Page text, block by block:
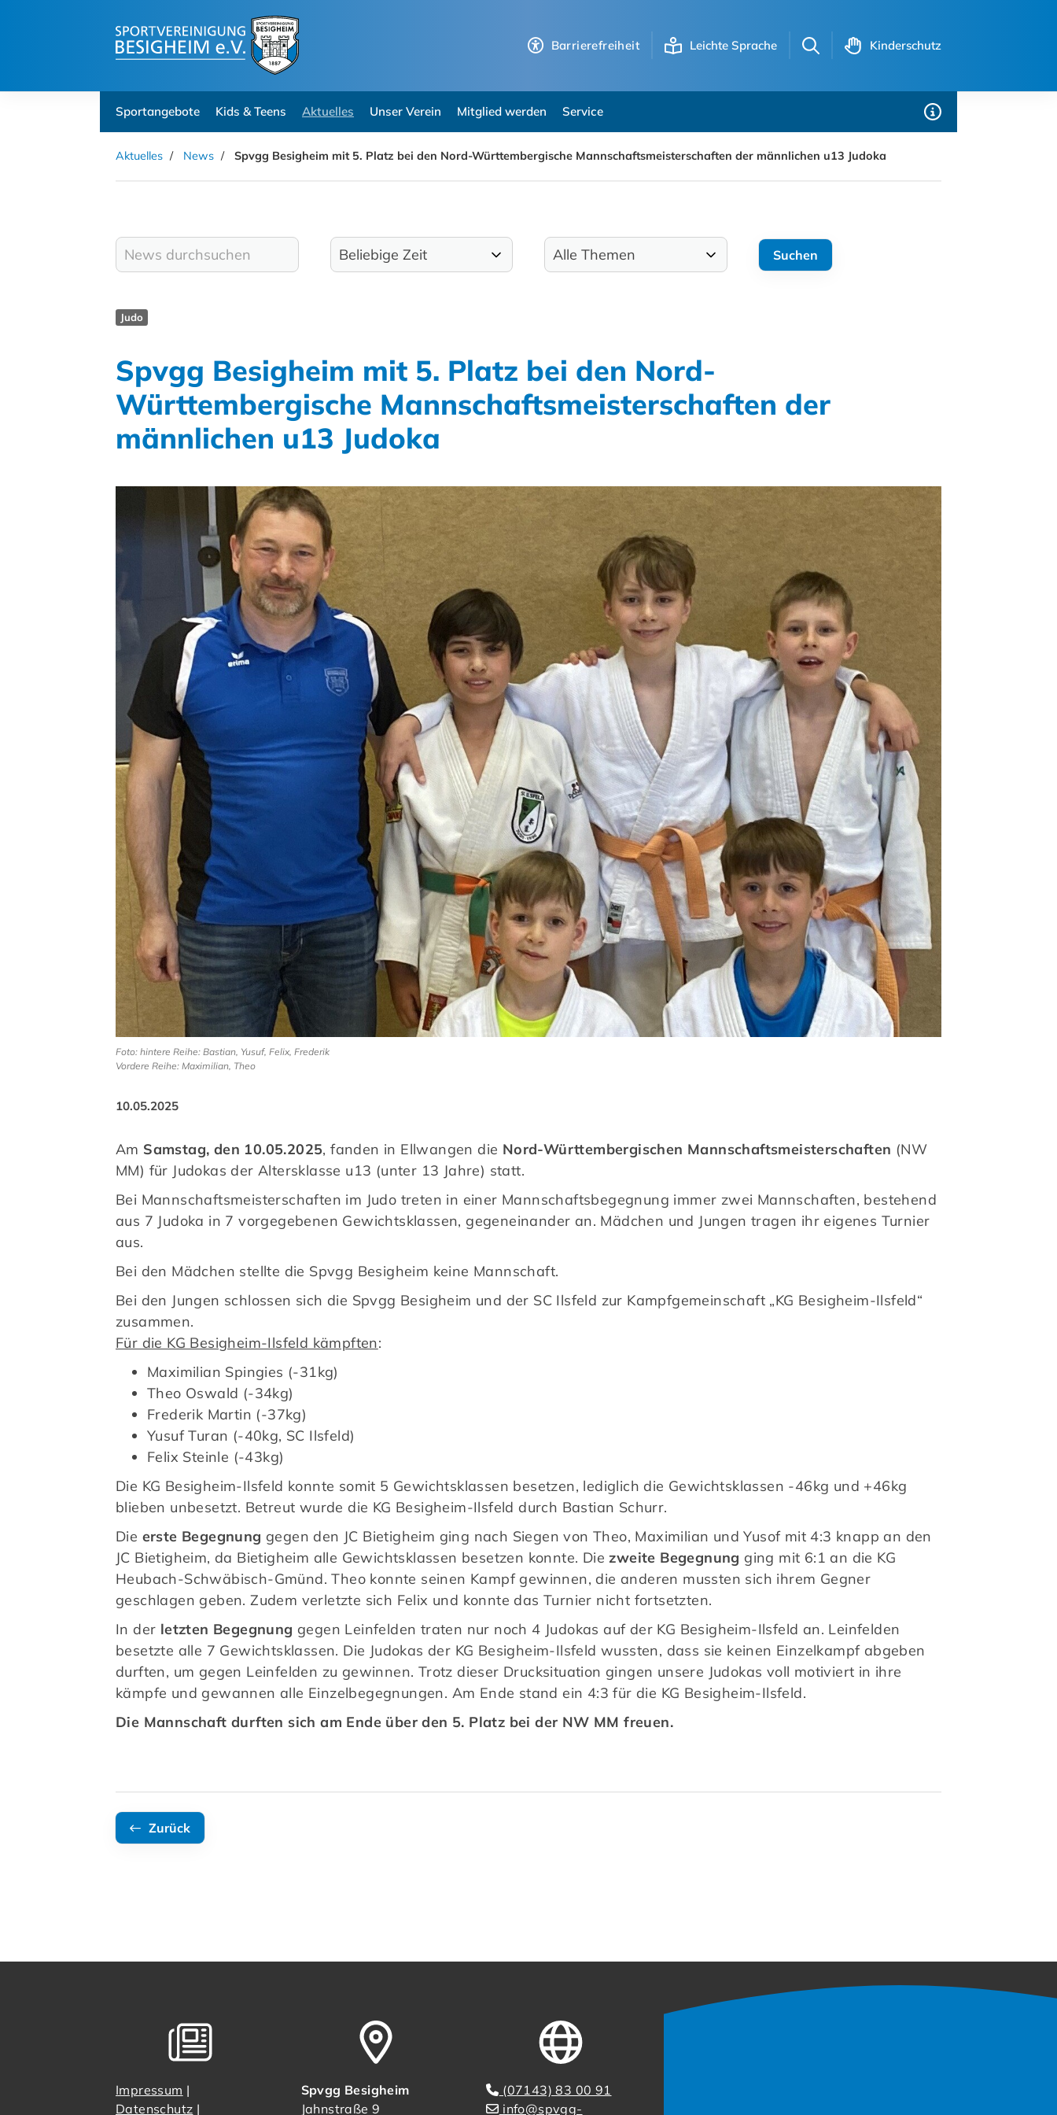
Barrierefreiheit Leichte Sprache Kinderschutz
Sportangebote Kids & Teens Aktuelles Unser Verein Mitglied werden Service
Aktuelles News Spvgg Besigheim mit 5. Platz bei den Nord-Württembergische Mannschaftsmeisterschaften der männlichen u13 Judoka
Judo
Spvgg Besigheim mit 5. Platz bei den Nord-
Württembergische Mannschaftsmeisterschaften der
männlichen u13 Judoka
Foto: hintere Reihe: Bastian, Yusuf, Felix, Frederik
Vordere Reihe: Maximilian, Theo
10.05.2025
Am Samstag, den 10.05.2025, fanden in Ellwangen die Nord-Württembergischen Mannschaftsmeisterschaften (NW
MM) für Judokas der Altersklasse u13 (unter 13 Jahre) statt.
Bei Mannschaftsmeisterschaften im Judo treten in einer Mannschaftsbegegnung immer zwei Mannschaften, bestehend
aus 7 Judoka in 7 vorgegebenen Gewichtsklassen, gegeneinander an. Mädchen und Jungen tragen ihr eigenes Turnier
aus.
Bei den Mädchen stellte die Spvgg Besigheim keine Mannschaft.
Bei den Jungen schlossen sich die Spvgg Besigheim und der SC Ilsfeld zur Kampfgemeinschaft „KG Besigheim-Ilsfeld“
zusammen.
Für die KG Besigheim-Ilsfeld kämpften:
Maximilian Spingies (-31kg)
Theo Oswald (-34kg)
Frederik Martin (-37kg)
Yusuf Turan (-40kg, SC Ilsfeld)
Felix Steinle (-43kg)
Die KG Besigheim-Ilsfeld konnte somit 5 Gewichtsklassen besetzen, lediglich die Gewichtsklassen -46kg und +46kg
blieben unbesetzt. Betreut wurde die KG Besigheim-Ilsfeld durch Bastian Schurr.
Die erste Begegnung gegen den JC Bietigheim ging nach Siegen von Theo, Maximilian und Yusof mit 4:3 knapp an den
JC Bietigheim, da Bietigheim alle Gewichtsklassen besetzen konnte. Diezweite Begegnung ging mit 6:1 an die KG
Heubach-Schwäbisch-Gmünd. Theo konnte seinen Kampf gewinnen, die anderen mussten sich ihrem Gegner
geschlagen geben. Zudem verletzte sich Felix und konnte das Turnier nicht fortsetzten.
In der letzten Begegnung gegen Leinfelden traten nur noch 4 Judokas auf der KG Besigheim-Ilsfeld an. Leinfelden
besetzte alle 7 Gewichtsklassen. Die Judokas der KG Besigheim-Ilsfeld wussten, dass sie keinen Einzelkampf abgeben
durften, um gegen Leinfelden zu gewinnen. Trotz dieser Drucksituation gingen unsere Judokas voll motiviert in ihre
kämpfe und gewannen alle Einzelbegegnungen. Am Ende stand ein 4:3 für die KG Besigheim-Ilsfeld.
Die Mannschaft durften sich am Ende über den 5. Platz bei der NW MM freuen.
Zurück
Impressum |
Datenschutz |
Spvgg Besigheim
Jahnstraße 9
(07143) 83 00 91
info@spvgg-